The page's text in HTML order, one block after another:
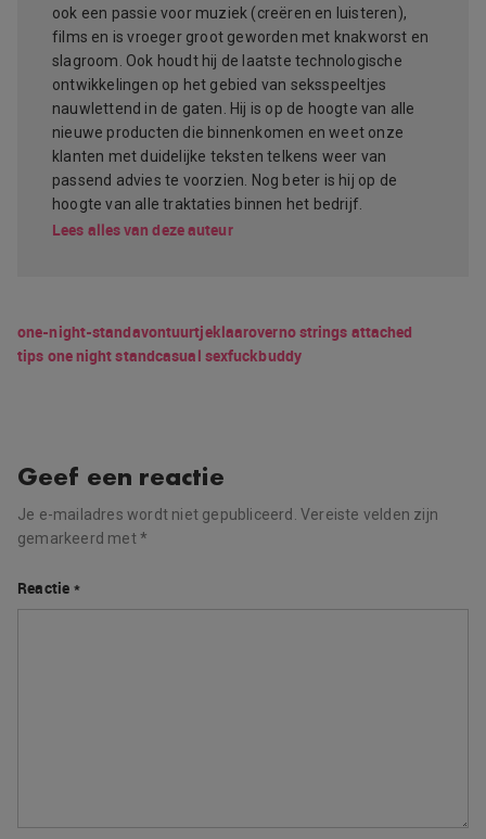
ook een passie voor muziek (creëren en luisteren),
films en is vroeger groot geworden met knakworst en
slagroom. Ook houdt hij de laatste technologische
ontwikkelingen op het gebied van seksspeeltjes
nauwlettend in de gaten. Hij is op de hoogte van alle
nieuwe producten die binnenkomen en weet onze
klanten met duidelijke teksten telkens weer van
passend advies te voorzien. Nog beter is hij op de
hoogte van alle traktaties binnen het bedrijf.
Lees alles van deze auteur
one-night-standavontuurtjeklaaroverno strings attached
tips one night standcasual sexfuckbuddy
Geef een reactie
Je e-mailadres wordt niet gepubliceerd. Vereiste velden zijn
gemarkeerd met*
Reactie *